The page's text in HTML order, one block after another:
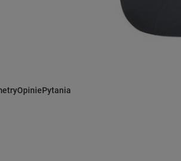
OpiniePytania